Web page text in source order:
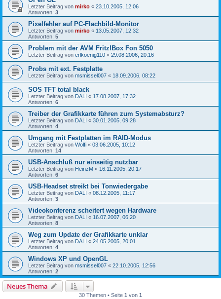
Letzter Beitrag von mirko « 23.10.2005, 12:06
Antworten: 3
Pixelfehler auf PC-Flachbild-Monitor
Letzter Beitrag von mirko « 13.05.2007, 12:32
Antworten: 5
Problem mit der AVM Fritz!Box Fon 5050
Letzter Beitrag von erlkoenig110 « 29.08.2006, 20:16
Probs mit ext. Festplatte
Letzter Beitrag von msmissel007 « 18.09.2006, 08:22
SOS TFT total black
Letzter Beitrag von DALI « 17.08.2007, 17:32
Antworten: 6
Treiber der Grafikkarte führen zum Systemabsturz?
Letzter Beitrag von DALI « 30.01.2005, 09:28
Antworten: 4
Umgang mit Festplatten im RAID-Modus
Letzter Beitrag von Wolfi « 03.06.2005, 10:12
Antworten: 14
USB-Anschluß nur einseitig nutzbar
Letzter Beitrag von HeinzM « 16.11.2005, 20:17
Antworten: 6
USB-Headset streikt bei Tonwiedergabe
Letzter Beitrag von DALI « 08.12.2005, 11:17
Antworten: 3
Videokonferenz scheitert wegen Hardware
Letzter Beitrag von DALI « 16.07.2007, 06:20
Antworten: 8
Weg zum Update der Grafikkarte unklar
Letzter Beitrag von DALI « 24.05.2005, 20:01
Antworten: 4
Windows XP und OpenGL
Letzter Beitrag von msmissel007 « 22.10.2005, 12:56
Antworten: 2
Neues Thema
30 Themen • Seite 1 von 1